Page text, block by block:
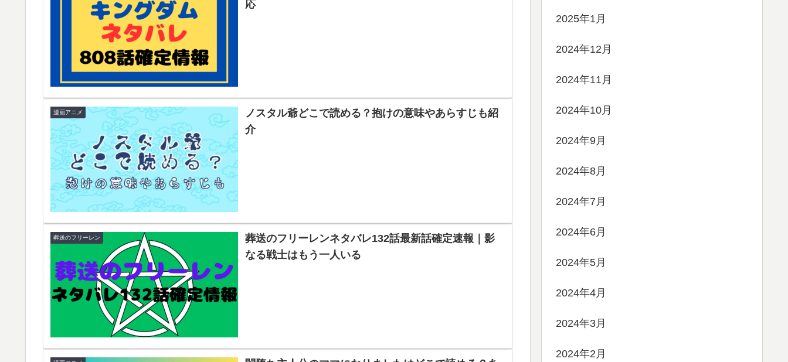
応
漫画アニメ
ノスタル爺どこで読める？抱けの意味やあらすじも紹
介
葬送のフリーレン
葬送のフリーレンネタバレ132話最新話確定速報｜影
なる戦士はもう一人いる
2025年1月
2024年12月
2024年11月
2024年10月
2024年9月
2024年8月
2024年7月
2024年6月
2024年5月
2024年4月
2024年3月
2024年2月